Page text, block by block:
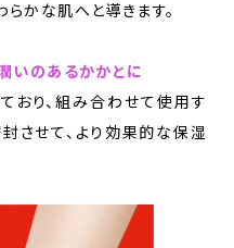
かな肌へと導きます。
いのあるかかとに
おり、組み合わせて使用す
させて、より効果的な保湿